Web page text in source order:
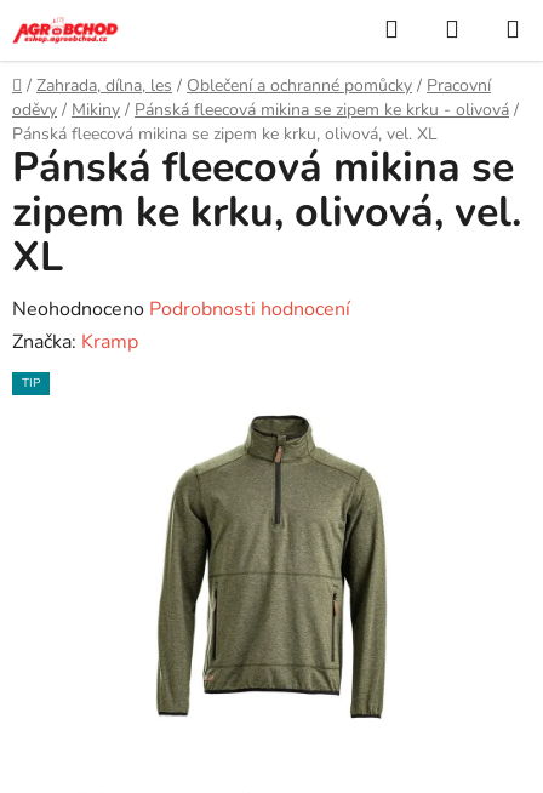
na
obsah
Hledat
KOŠÍK
Domů
/ Zahrada, dílna, les / Oblečení a ochranné pomůcky / Pracovní
oděvy / Mikiny / Pánská fleecová mikina se zipem ke krku - olivová /
Pánská fleecová mikina se zipem ke krku, olivová, vel. XL
Pánská fleecová mikina se
zipem ke krku, olivová, vel.
XL
Průměrné
hodnocení
produktu
Neohodnoceno Podrobnosti hodnocení
Značka: Kramp
TIP